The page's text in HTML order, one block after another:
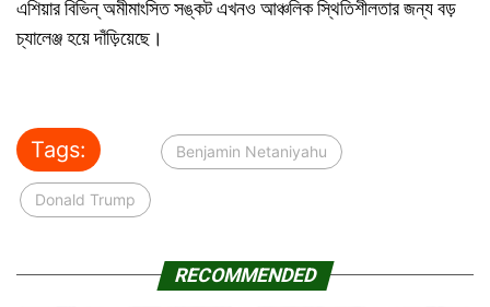
এশিয়ার বিভিন্ অমীমাংসিত সঙ্কট এখনও আঞ্চলিক স্থিতিশীলতার জন্য বড়
চ্যালেঞ্জ হয়ে দাঁড়িয়েছে।
Tags: Benjamin Netaniyahu
Donald Trump
RECOMMENDED